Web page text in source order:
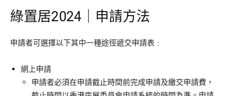
綠置居2024｜申請方法
申請者可選擇以下其中一種途徑遞交申請表﹕
網上申請
申請者必須在申請截止時間前完成申請及繳交申請費，